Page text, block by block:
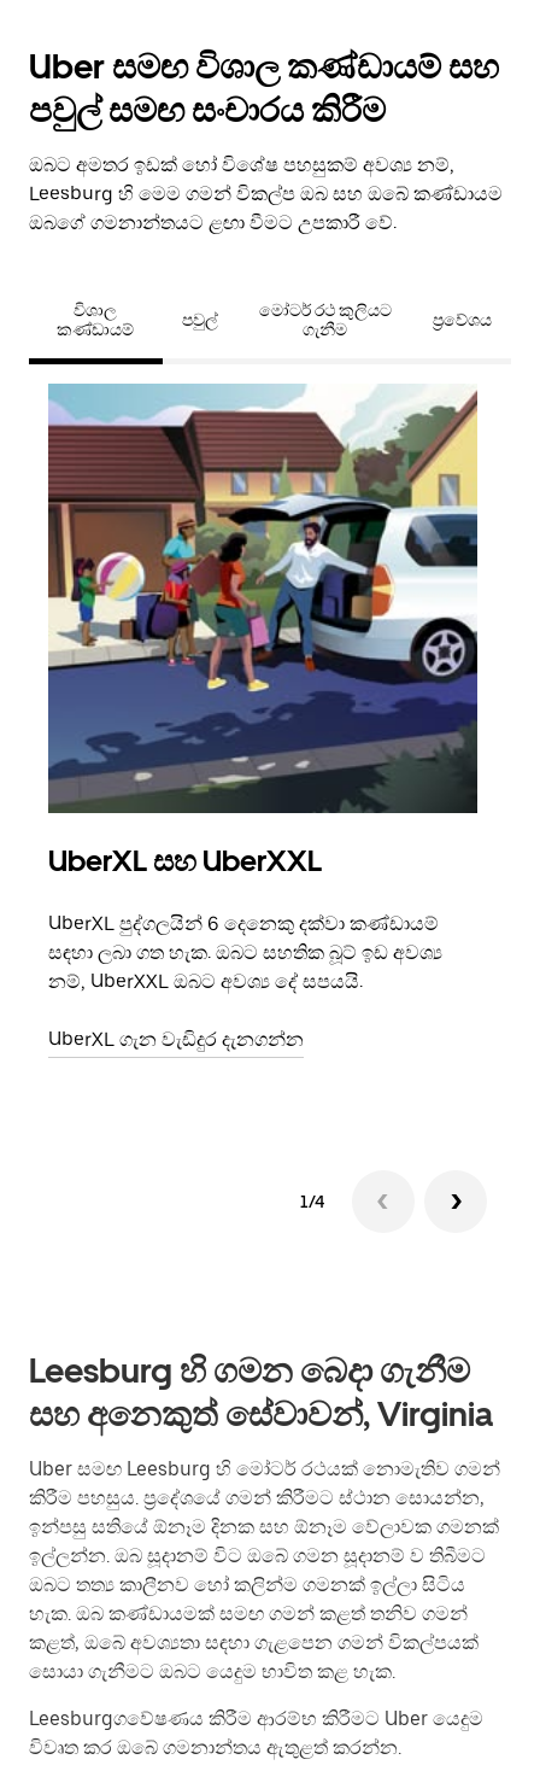
Uber සමඟ විශාල කණ්ඩායම් සහ
පවුල් සමඟ සංචාරය කිරීම
ඔබට අමතර ඉඩක් හෝ විශේෂ පහසුකම් අවශ්‍ය නම්,
Leesburg හි මෙම ගමන් විකල්ප ඔබ සහ ඔබේ කණ්ඩායම
ඔබගේ ගමනාන්තයට ළඟා වීමට උපකාරී වේ.
විශාල
කණ්ඩායම්
පවුල්
මෝටර් රථ කුලියට
ගැනීම
ප්‍රවේශය
UberXL සහ UberXXL
UberXL පුද්ගලයින් 6 දෙනෙකු දක්වා කණ්ඩායම්
සඳහා ලබා ගත හැක. ඔබට සහතික බූට් ඉඩ අවශ්‍ය
නම්, UberXXL ඔබට අවශ්‍ය දේ සපයයි.
UberXL ගැන වැඩිදුර දැනගන්න
1/4
Leesburg හි ගමන බෙදා ගැනීම
සහ අනෙකුත් සේවාවන්, Virginia
Uber සමඟ Leesburg හි මෝටර් රථයක් නොමැතිව ගමන්
කිරීම පහසුය. ප්‍රදේශයේ ගමන් කිරීමට ස්ථාන සොයන්න,
ඉන්පසු සතියේ ඕනෑම දිනක සහ ඕනෑම වේලාවක ගමනක්
ඉල්ලන්න. ඔබ සූදානම් විට ඔබේ ගමන සූදානම් ව තිබීමට
ඔබට තත්‍ය කාලීනව හෝ කලින්ම ගමනක් ඉල්ලා සිටිය
හැක. ඔබ කණ්ඩායමක් සමඟ ගමන් කළත් තනිව ගමන්
කළත්, ඔබේ අවශ්‍යතා සඳහා ගැළපෙන ගමන් විකල්පයක්
සොයා ගැනීමට ඔබට යෙදුම භාවිත කළ හැක.
Leesburgගවේෂණය කිරීම ආරම්භ කිරීමට Uber යෙදුම
විවෘත කර ඔබේ ගමනාන්තය ඇතුළත් කරන්න.